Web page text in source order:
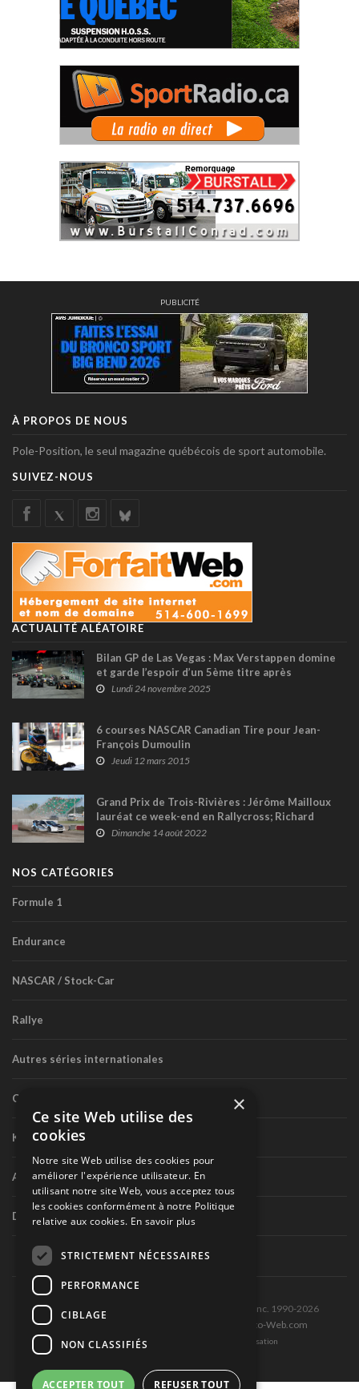
PUBLICITÉ
À PROPOS DE NOUS
Pole-Position, le seul magazine québécois de sport automobile.
SUIVEZ-NOUS
ACTUALITÉ ALÉATOIRE
Bilan GP de Las Vegas : Max Verstappen domine
et garde l’espoir d’un 5ème titre après
l’exclusion des McLaren
Lundi 24 novembre 2025
6 courses NASCAR Canadian Tire pour Jean-
François Dumoulin
Jeudi 12 mars 2015
Grand Prix de Trois-Rivières : Jérôme Mailloux
lauréat ce week-end en Rallycross; Richard
Lacroix en Autocross
Dimanche 14 août 2022
NOS CATÉGORIES
Formule 1
Endurance
NASCAR / Stock-Car
Rallye
Autres séries internationales
Circuit routier canadien
Karting
Autres séries nationales
Divers
Tous droits réservés © Les Éditions Pole-Position inc. 1990-2026
Ce site est produit et hébergé par Montréal-Photo-Web.com
Politique de confidentialité et Conditions d’utilisation
×
Ce site Web utilise des
cookies
Notre site Web utilise des cookies pour
améliorer l'expérience utilisateur. En
utilisant notre site Web, vous acceptez tous
les cookies conformément à notre Politique
relative aux cookies. En savoir plus
STRICTEMENT NÉCESSAIRES
PERFORMANCE
CIBLAGE
NON CLASSIFIÉS
ACCEPTER TOUT REFUSER TOUT